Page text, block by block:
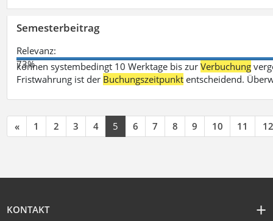
Semesterbeitrag
Relevanz:
73%
können systembedingt 10 Werktage bis zurVerbuchung
Fristwahrung ist der Buchungszeitpunkt entscheidend.
« 1 2 3 4 5 6 7 8 9 10 11 12
KONTAKT